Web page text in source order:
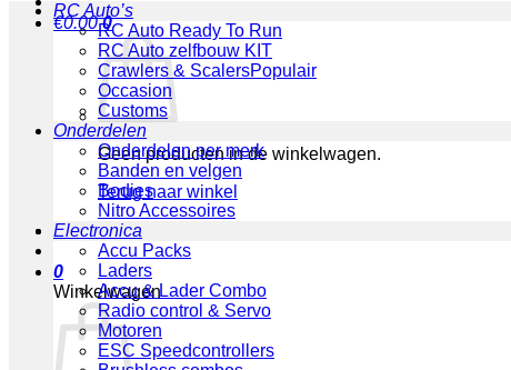
€0.00 0
Geen producten in de winkelwagen.
Terug naar winkel
0
Winkelwagen
RC Auto’s
RC Auto Ready To Run
RC Auto zelfbouw KIT
Crawlers & Scalers
Occasion
Customs
Onderdelen
Onderdelen per merk
Banden en velgen
Bodies
Nitro Accessoires
Electronica
Accu Packs
Laders
Accu & Lader Combo
Radio control & Servo
Motoren
ESC Speedcontrollers